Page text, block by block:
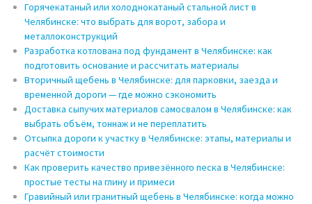
Горячекатаный или холоднокатаный стальной лист в
Челябинске: что выбрать для ворот, забора и
металлоконструкций
Разработка котлована под фундамент в Челябинске: как
подготовить основание и рассчитать материалы
Вторичный щебень в Челябинске: для парковки, заезда и
временной дороги — где можно сэкономить
Доставка сыпучих материалов самосвалом в Челябинске: как
выбрать объём, тоннаж и не переплатить
Отсыпка дороги к участку в Челябинске: этапы, материалы и
расчёт стоимости
Как проверить качество привезённого песка в Челябинске:
простые тесты на глину и примеси
Гравийный или гранитный щебень в Челябинске: когда можно